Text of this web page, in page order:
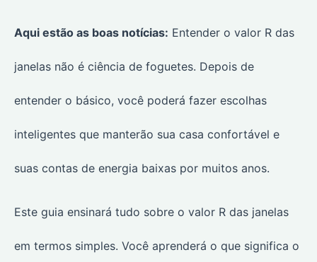
Aqui estão as boas notícias: Entender o valor R das
janelas não é ciência de foguetes. Depois de
entender o básico, você poderá fazer escolhas
inteligentes que manterão sua casa confortável e
suas contas de energia baixas por muitos anos.
Este guia ensinará tudo sobre o valor R das janelas
em termos simples. Você aprenderá o que significa o